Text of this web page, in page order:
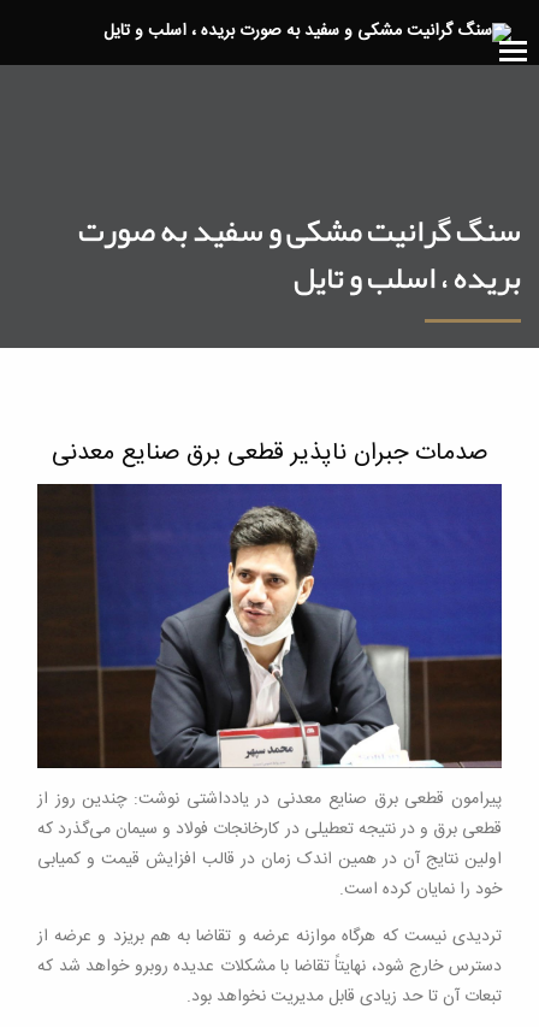
سنگ گرانیت مشکی و سفید به صورت
بریده ، اسلب و تایل
صدمات جبران ناپذیر قطعی برق صنایع معدنی
پیرامون قطعی برق صنایع معدنی در یادداشتی نوشت: چندین روز از
قطعی برق و در نتیجه تعطیلی در کارخانجات فولاد و سیمان می‌گذرد که
اولین نتایج آن در همین اندک زمان در قالب افزایش قیمت و کمیابی
خود را نمایان کرده است.
تردیدی نیست که هرگاه موازنه عرضه و تقاضا به هم بریزد و عرضه از
دسترس خارج شود، نهایتاً تقاضا با مشکلات عدیده روبرو خواهد شد که
تبعات آن تا حد زیادی قابل مدیریت نخواهد بود.